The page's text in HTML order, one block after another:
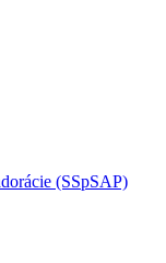
(SSpSAP)